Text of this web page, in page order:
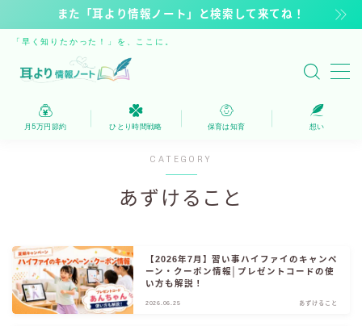
また「耳より情報ノート」と検索して来てね！
「早く知りたかった！」を、ここに。
保育は知育
ひとり時間戦略
自由時間へのステップ
運営者
月5万円節約 ひとり時間戦略 保育は知育 想い
CATEGORY
あずけること
【2026年7月】習い事ハイファイのキャンペ
ーン・クーポン情報│プレゼントコードの使
い方も解説！
2026.06.25 あずけること